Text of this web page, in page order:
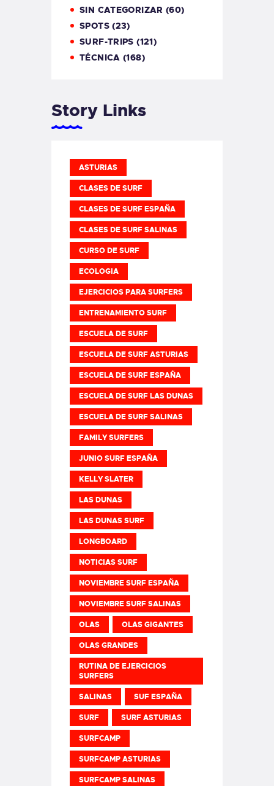
SIN CATEGORIZAR (60)
SPOTS(23)
SURF-TRIPS (121)
TÉCNICA (168)
Story Links
ASTURIAS
CLASES DE SURF
CLASES DE SURF ESPAÑA
CLASES DE SURF SALINAS
CURSO DE SURF
ECOLOGIA
EJERCICIOS PARA SURFERS
ENTRENAMIENTO SURF
ESCUELA DE SURF
ESCUELA DE SURF ASTURIAS
ESCUELA DE SURF ESPAÑA
ESCUELA DE SURF LAS DUNAS
ESCUELA DE SURF SALINAS
FAMILY SURFERS
JUNIO SURF ESPAÑA
KELLY SLATER
LAS DUNAS
LAS DUNAS SURF
LONGBOARD
NOTICIAS SURF
NOVIEMBRE SURF ESPAÑA
NOVIEMBRE SURF SALINAS
OLAS OLAS GIGANTES
OLAS GRANDES
RUTINA DE EJERCICIOS
SURFERS
SALINAS SUF ESPAÑA
SURF SURF ASTURIAS
SURFCAMP
SURFCAMP ASTURIAS
SURFCAMP SALINAS